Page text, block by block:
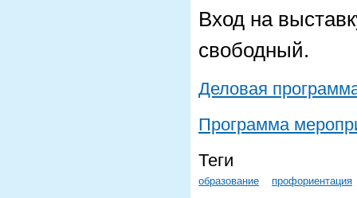
Вход на
свободный.
Деловая
Программа
Теги
образование профориентация